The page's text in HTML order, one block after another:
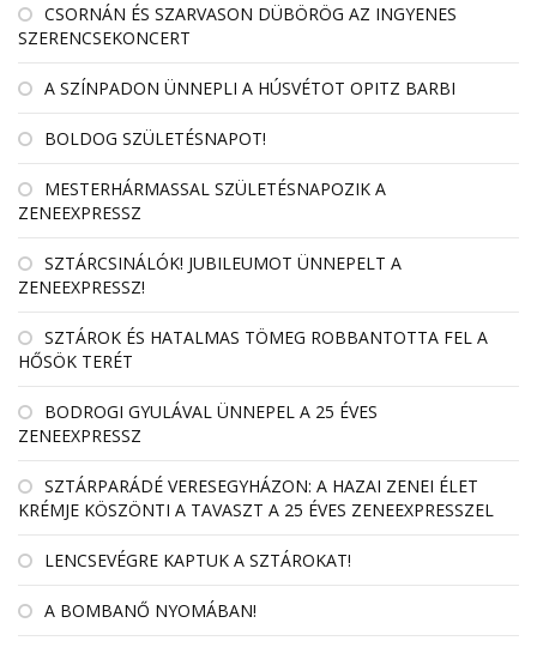
CSORNÁN ÉS SZARVASON DÜBÖRÖG AZ INGYENES
SZERENCSEKONCERT
A SZÍNPADON ÜNNEPLI A HÚSVÉTOT OPITZ BARBI
BOLDOG SZÜLETÉSNAPOT!
MESTERHÁRMASSAL SZÜLETÉSNAPOZIK A
ZENEEXPRESSZ
SZTÁRCSINÁLÓK! JUBILEUMOT ÜNNEPELT A
ZENEEXPRESSZ!
SZTÁROK ÉS HATALMAS TÖMEG ROBBANTOTTA FEL A
HŐSÖK TERÉT
BODROGI GYULÁVAL ÜNNEPEL A 25 ÉVES
ZENEEXPRESSZ
SZTÁRPARÁDÉ VERESEGYHÁZON: A HAZAI ZENEI ÉLET
KRÉMJE KÖSZÖNTI A TAVASZT A 25 ÉVES ZENEEXPRESSZEL
LENCSEVÉGRE KAPTUK A SZTÁROKAT!
A BOMBANŐ NYOMÁBAN!